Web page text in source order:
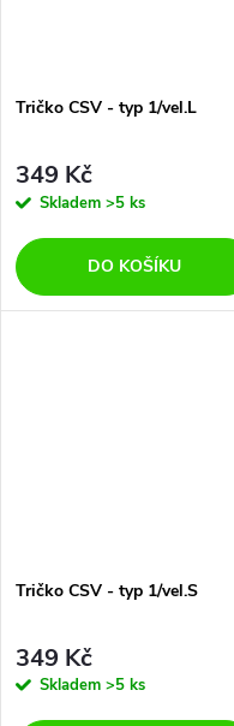
Tričko CSV - typ 1/vel.L
349 Kč
Skladem >5 ks
DO KOŠÍKU
Tričko CSV - typ 1/vel.S
349 Kč
Skladem >5 ks